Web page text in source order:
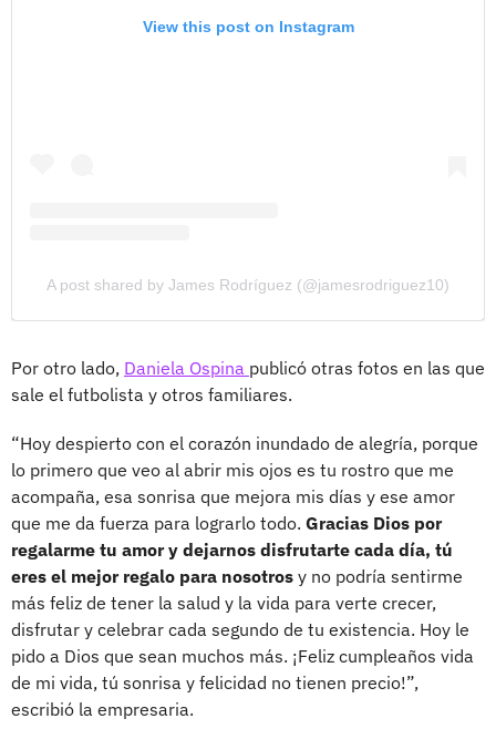
View this post on Instagram
A post shared by James Rodríguez (@jamesrodriguez10)
Por otro lado, Daniela Ospina publicó otras fotos en las que
sale el futbolista y otros familiares.
“Hoy despierto con el corazón inundado de alegría, porque
lo primero que veo al abrir mis ojos es tu rostro que me
acompaña, esa sonrisa que mejora mis días y ese amor
que me da fuerza para lograrlo todo. Gracias Dios por
regalarme tu amor y dejarnos disfrutarte cada día, tú
eres el mejor regalo para nosotros y no podría sentirme
más feliz de tener la salud y la vida para verte crecer,
disfrutar y celebrar cada segundo de tu existencia. Hoy le
pido a Dios que sean muchos más. ¡Feliz cumpleaños vida
de mi vida, tú sonrisa y felicidad no tienen precio!”,
escribió la empresaria.